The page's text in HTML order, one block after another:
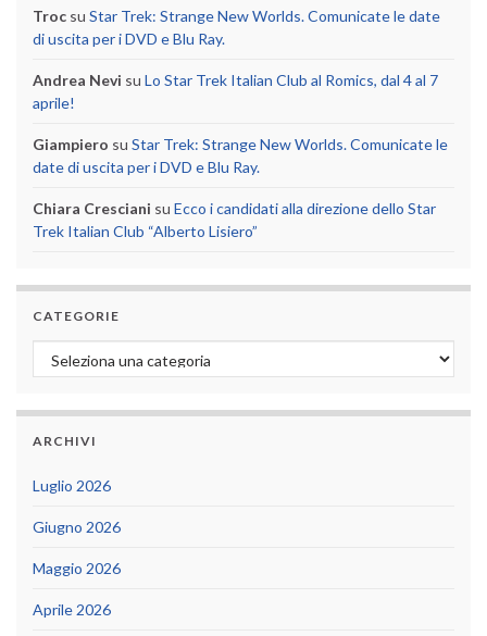
Troc su Star Trek: Strange New Worlds. Comunicate le date
di uscita per i DVD e Blu Ray.
Andrea Nevi su Lo Star Trek Italian Club al Romics, dal 4 al 7
aprile!
Giampiero su Star Trek: Strange New Worlds. Comunicate le
date di uscita per i DVD e Blu Ray.
Chiara Cresciani su Ecco i candidati alla direzione dello Star
Trek Italian Club “Alberto Lisiero”
CATEGORIE
Categorie
ARCHIVI
Luglio 2026
Giugno 2026
Maggio 2026
Aprile 2026